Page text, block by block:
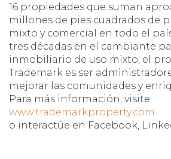
16 propiedades que suman
millones de pies cuadrados de
mixto y comercial en todo el
tres décadas en el cambiante
inmobiliario de uso mixto, el
Trademark es ser
mejorar las comunidades y
Para más información, visite
www.trademarkproperty.com
o interactúe en Facebook,